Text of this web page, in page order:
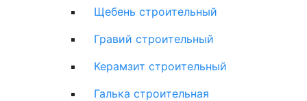
Щебень строительный
Гравий строительный
Керамзит строительный
Галька строительная